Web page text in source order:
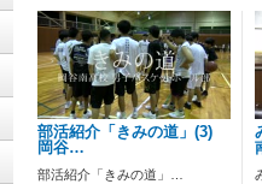
部活紹介「きみの道」(3)
岡谷…
部活紹介「きみの道」…